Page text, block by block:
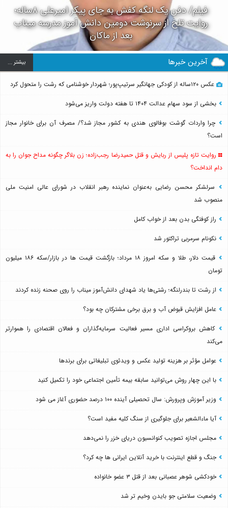
فیلم/ دفن یک لنگه کفش به جای پیکر امیرعلی ۸ساله؛
روایت تلخ از سرنوشت دومین دانش آموز مدرسه میناب
بعد از ماکان
آخرین خبرها بيشتر ...
عکس ۱۲۰ساله از کودکی جهانگیر سرتیپ‌پور؛ شهردار خوشنامی که رشت را متحول کرد
بخشی از سود سهام عدالت ۱۴۰۴ تا هفته دولت واریز می‌شود
چرا واردات گوشت بوفالوی هندی به کشور مجاز شد؟/ مصرف آن برای خانوار مجاز
است؟
روایت تازه پلیس از ربایش و قتل حمیدرضا رجب‌زاده؛ زن بلاگر چگونه مداح جوان را به
دام انداخت؟
سرلشکر محسن رضایی به‌عنوان نماینده رهبر انقلاب در شورای عالی امنیت ملی
منصوب شد
راز کوفتگی بدن بعد از خواب کامل
نکونام سرمربی تراکتور شد
قیمت دلار، طلا و سکه امروز ۱۸ مرداد؛ بازگشت قیمت ها در بازار/سکه ۱۸۶ میلیون
تومان
از رشت تا بندرلنگه؛ رشتی‌ها یاد شهدای دانش‌آموز میناب را روی صحنه زنده کردند
عامل افزایش قبوض آب و برق برخی مشترکان چه بود؟
کاهش بروکراسی اداری مسیر فعالیت سرمایه‌گذاران و فعالان اقتصادی را هموارتر
می‌کند
عوامل مؤثر بر هزینه تولید عکس و ویدئوی تبلیغاتی برای برندها
با این چهار روش می‌توانید سابقه بیمه تأمین اجتماعی خود را تکمیل کنید
وزیر آموزش وپرورش: سال تحصیلی آینده ۱۰۰ درصد حضوری آغاز می شود
آیا ماءالشعیر برای جلوگیری از سنگ کلیه مفید است؟
مجلس اجازه تصویب کنوانسیون دریای خزر را نمی‌دهد
جنگ و قطع اینترنت با خرید آنلاین ایرانی ها چه کرد؟
خودکشی شوهر عصبانی بعد از قتل ۳ عضو خانواده
وضعیت سلامتی جو بایدن وخیم تر شد